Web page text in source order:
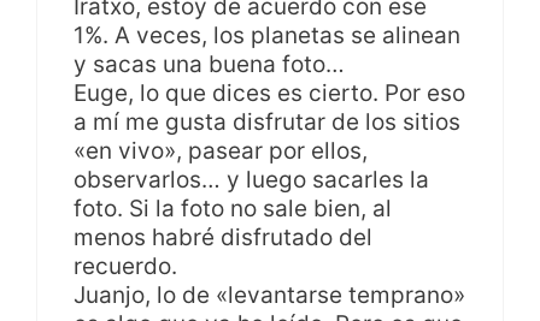
Iratxo, estoy de acuerdo con ese
1%. A veces, los planetas se alinean
y sacas una buena foto…
Euge, lo que dices es cierto. Por eso
a mí me gusta disfrutar de los sitios
«en vivo», pasear por ellos,
observarlos… y luego sacarles la
foto. Si la foto no sale bien, al
menos habré disfrutado del
recuerdo.
Juanjo, lo de «levantarse temprano»